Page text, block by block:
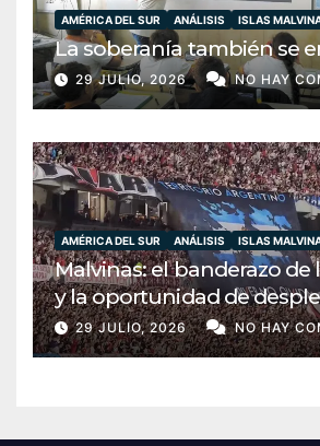
AMÉRICA DEL SUR ANÁLISIS ISLAS
La soberanía también se
29 JULIO, 2026 NO HAY
AMÉRICA DEL SUR ANÁLISIS ISLAS
Malvinas: el banderazo de
y la oportunidad de
diplomacia soberana
29 JULIO, 2026 NO HAY